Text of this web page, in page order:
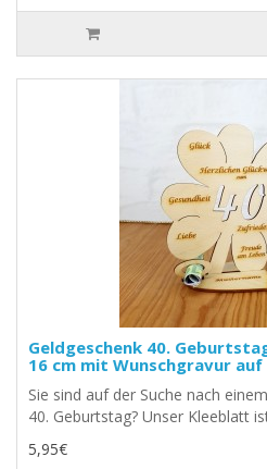
Geldgeschenk 40.
16 cm mit Wunschgravur
Sie sind auf der Suche nach
40. Geburtstag? Unser Kleeblatt
5,95€